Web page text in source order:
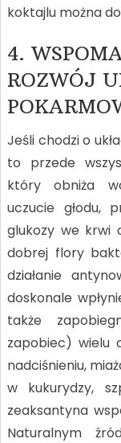
koktajlu można
4.
ROZWÓJ
Jeśli chodzi o
to przede
który obniża
uczucie głodu,
glukozy we krwi
dobrej flory
działanie
doskonale
także
zapobiec) wielu
nadciśnieniu,
w kukurydzy,
zeaksantyna
Naturalnym